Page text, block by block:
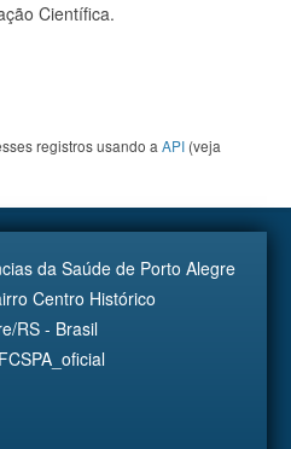
Científica.
registros usando a API (veja
da Saúde de Porto Alegre
Centro Histórico
RS - Brasil